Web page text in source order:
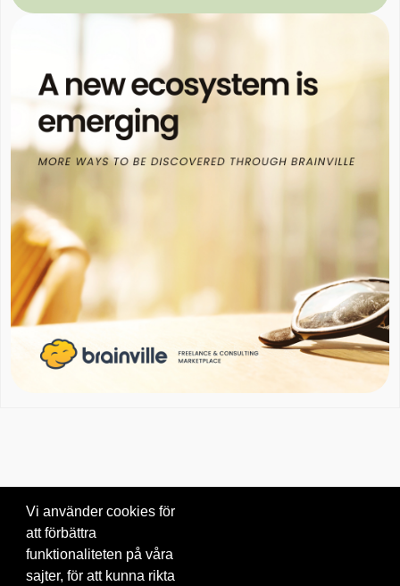
© 2026 Brainville AB. |Villkor för tjänsten
Vi använder cookies för
att förbättra
funktionaliteten på våra
sajter, för att kunna rikta